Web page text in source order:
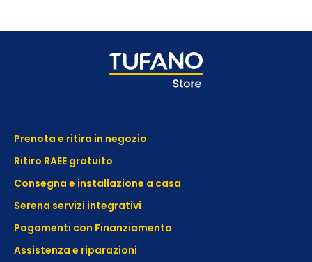
Prenota e ritira in negozio
Ritiro RAEE gratuito
Consegna e installazione a casa
Serena servizi integrativi
Pagamenti con Finanziamento
Assistenza e riparazioni